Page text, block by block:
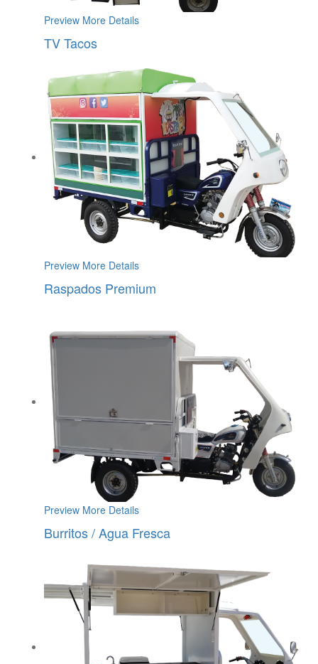
Preview More Details
TV Tacos
Preview More Details
Raspados Premium
Preview More Details
Burritos / Agua Fresca